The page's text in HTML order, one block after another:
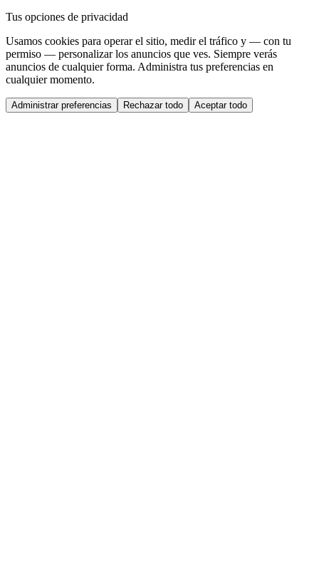
Tus opciones de privacidad
Usamos cookies para operar el sitio, medir el tráfico y — con tu
permiso — personalizar los anuncios que ves. Siempre verás
anuncios de cualquier forma. Administra tus preferencias en
cualquier momento.
Administrar preferencias Rechazar todo Aceptar todo